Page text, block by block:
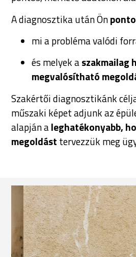
A diagnosztika után Ön
mi a probléma valódi
és melyek aszakmailag
megvalósítható
Szakértői diagnosztikánk
műszaki képet adjunk az
alapján aleghatékonyabb,
megoldást tervezzük meg